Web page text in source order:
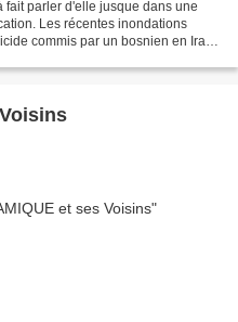
parler d'elle jusque dans une
Les récentes inondations
commis par un bosnien en Irak
ETAT ISLAMIQUE et ses Voisins